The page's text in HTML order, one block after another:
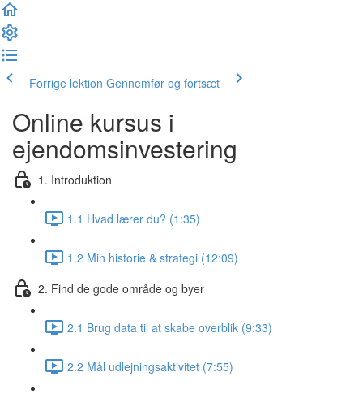
Forrige lektion Gennemfør og fortsæt
Online kursus i
ejendomsinvestering
1. Introduktion
1.1 Hvad lærer du? (1:35)
1.2 Min historie & strategi (12:09)
2. Find de gode område og byer
2.1 Brug data til at skabe overblik (9:33)
2.2 Mål udlejningsaktivitet (7:55)